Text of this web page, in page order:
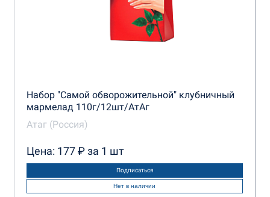
Набор "Самой обворожительной" клубничный
мармелад 110г/12шт/АтАг
Атаг (Россия)
Цена: 177 ₽ за 1 шт
Подписаться
Нет в наличии